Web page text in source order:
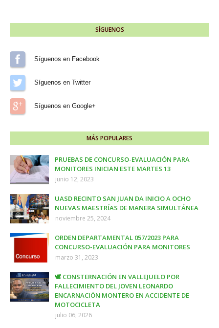
SÍGUENOS
Síguenos en Facebook
Síguenos en Twitter
Síguenos en Google+
MÁS POPULARES
PRUEBAS DE CONCURSO-EVALUACIÓN PARA
MONITORES INICIAN ESTE MARTES 13
junio 12, 2023
UASD RECINTO SAN JUAN DA INICIO A OCHO
NUEVAS MAESTRÍAS DE MANERA SIMULTÁNEA
noviembre 25, 2024
ORDEN DEPARTAMENTAL 057/2023 PARA
CONCURSO-EVALUACIÓN PARA MONITORES
marzo 31, 2023
🕊️ CONSTERNACIÓN EN VALLEJUELO POR
FALLECIMIENTO DEL JOVEN LEONARDO
ENCARNACIÓN MONTERO EN ACCIDENTE DE
MOTOCICLETA
julio 06, 2026